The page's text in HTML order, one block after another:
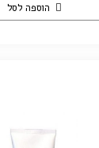
הוספה לסל